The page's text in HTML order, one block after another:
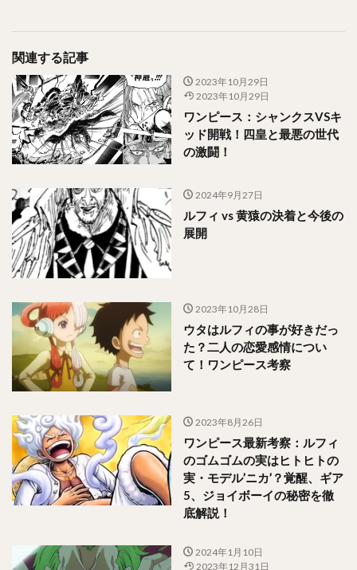
関連する記事
2023年10月29日
2023年10月29日
ワンピース：シャンクスVSキ
ッド開戦！四皇と最悪の世代
の激闘！
2024年9月27日
ルフィ vs 黄猿の決着と今後の
展開
2023年10月28日
ウタはルフィの事が好きだっ
た？二人の恋愛感情につい
て！ワンピース考察
2023年8月26日
ワンピース最新考察：ルフィ
のゴムゴムの実はヒトヒトの
実・モデル’ニカ’？覚醒、ギア
5、ジョイボーイの秘密を徹
底解説！
2024年1月10日
2023年12月31日